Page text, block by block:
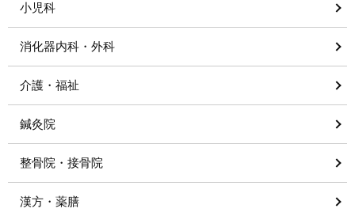
小児科
消化器内科・外科
介護・福祉
鍼灸院
整骨院・接骨院
漢方・薬膳